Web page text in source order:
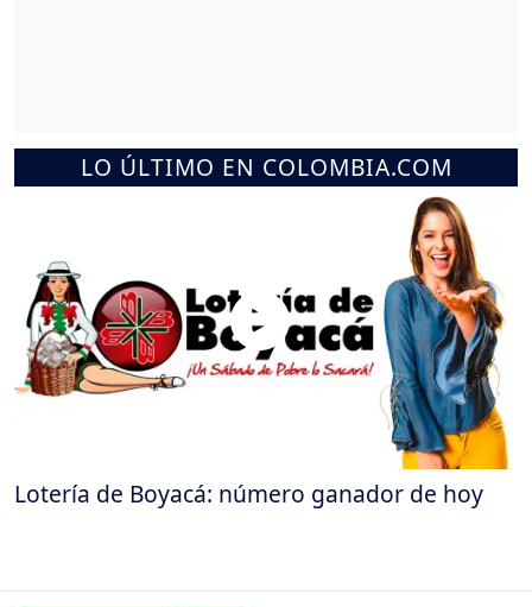
LO ÚLTIMO EN COLOMBIA.COM
Lotería de Boyacá: número ganador de hoy